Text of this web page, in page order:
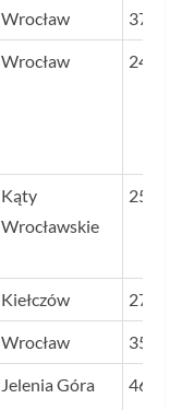
Wrocław 37
Wrocław 24
Kąty
Wrocławskie
25
Kiełczów 27
Wrocław 35
Jelenia Góra 46